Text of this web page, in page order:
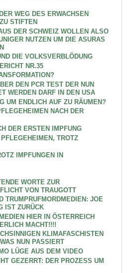
WEG DES ERWACHSEN
STIFTEN
DER SCHWEIZ WOLLEN ALSO
NUTZEN UM DIE ASURAS
DIE VOLKSVERBLÖDUNG
NR.35
DEN PCR TEST DER NUN
WERDEN DARF IN DEN USA
UM ENDLICH AUF ZU RÄUMEN?
NACH DER
DER ERSTEN IMPFUNG
TROTZ
IMPFUNGEN IN
WORTE ZUR
VON TRAUGOTT
TRUMPRUFMORDMEDIEN: JOE
IST ZURÜCK
HIER IN ÖSTERREICH
MACHT!!!!
KLIMAFASCHISTEN
NUN PASSIERT
LÜGE AUS DEM VIDEO
GEZERRT: DER PROZESS UM